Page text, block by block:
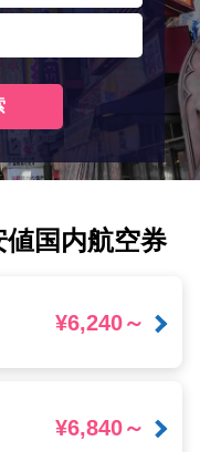
国内航空券
¥6,240～
¥6,840～